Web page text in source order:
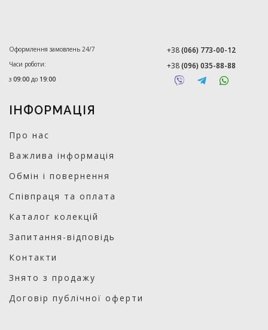
Оформлення замовлень 24/7
Часи роботи:
з 09:00 до 19:00
+38(066) 773-00-12
+38(096) 035-88-88
ІНФОРМАЦІЯ
Про нас
Важлива інформація
Обмін і повернення
Співпраця та оплата
Каталог колекцій
Запитання-відповідь
Контакти
Знято з продажу
Договір публічної оферти